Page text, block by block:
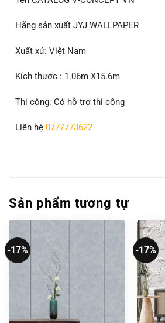
Hãng sản xuất JYJ WALLPAPER
Xuất xứ: Việt Nam
Kích thước : 1.06m X15.6m
Thi công: Có hỗ trợ thi công
Liên hệ 0777773622
Sản phẩm tương tự
-17% -17%